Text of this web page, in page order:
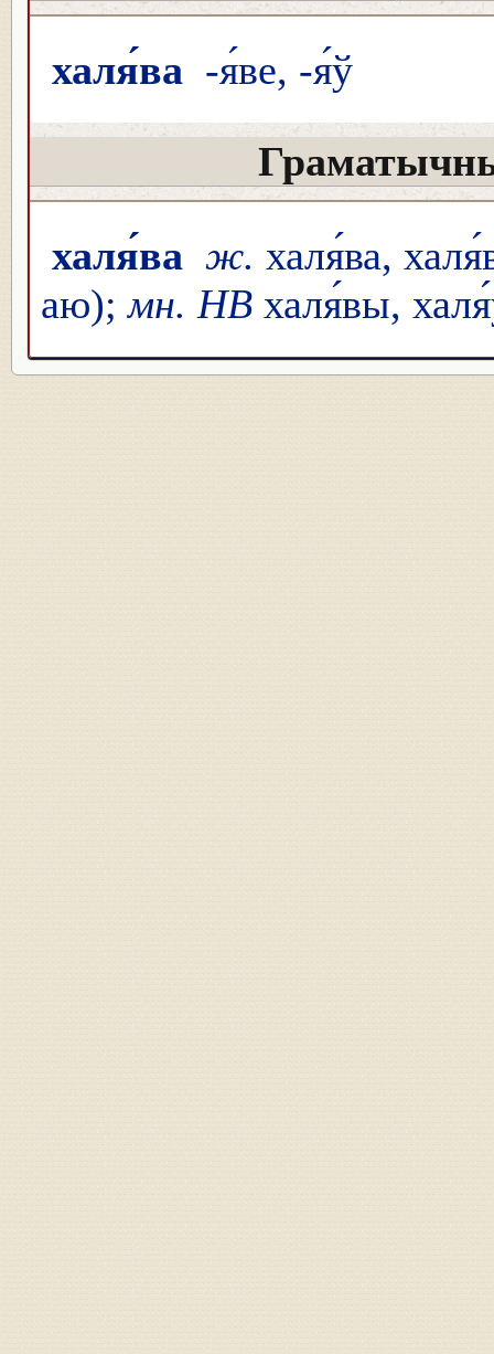
халя́ва -я́ве, -я́ў
халя́ва ж. халя́ва,
аю);мн. НВ халя́вы,